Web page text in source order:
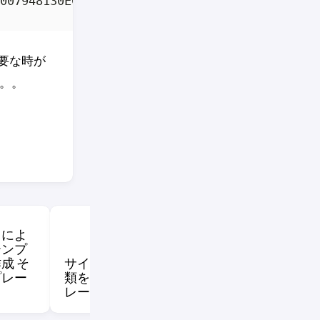
な時が
。
よ
プ
そ
ー
サイトテンプレートの種
類を表す「サイトテンプ
レート ID」